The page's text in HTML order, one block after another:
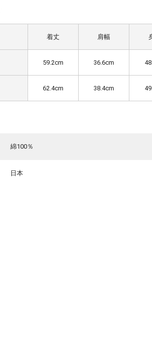
着丈 肩幅
59.2cm 36.6cm
62.4cm 38.4cm
綿100％
日本